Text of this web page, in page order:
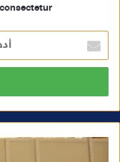
خ
ل
ر
ا